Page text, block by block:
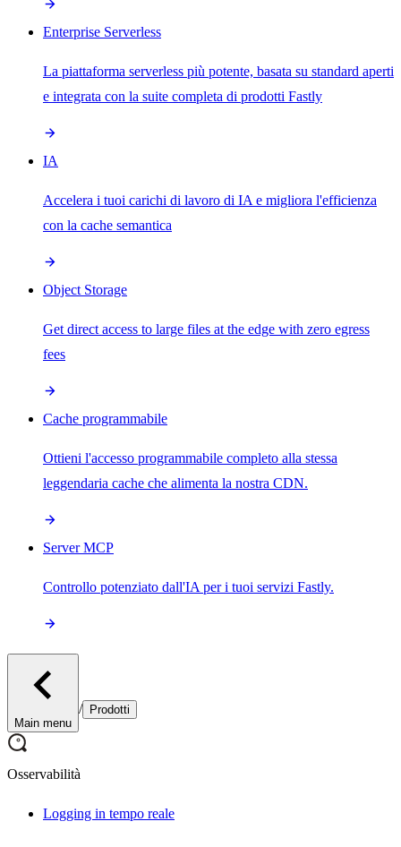
Enterprise Serverless
La piattaforma serverless più potente, basata su standard aperti
e integrata con la suite completa di prodotti Fastly
IA
Accelera i tuoi carichi di lavoro di IA e migliora l'efficienza
con la cache semantica
Object Storage
Get direct access to large files at the edge with zero egress
fees
Cache programmabile
Ottieni l'accesso programmabile completo alla stessa
leggendaria cache che alimenta la nostra CDN.
Server MCP
Controllo potenziato dall'IA per i tuoi servizi Fastly.
Main menu
/ Prodotti
Osservabilità
Logging in tempo reale